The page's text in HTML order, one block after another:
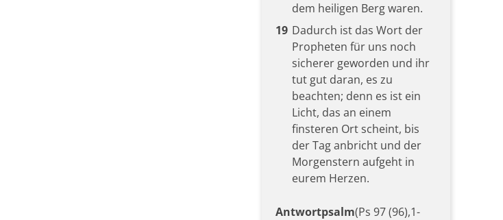
dem heiligen Berg waren.
19 Dadurch ist das Wort der
Propheten für uns noch
sicherer geworden und ihr
tut gut daran, es zu
beachten; denn es ist ein
Licht, das an einem
finsteren Ort scheint, bis
der Tag anbricht und der
Morgenstern aufgeht in
eurem Herzen.
Antwortpsalm(Ps 97 (96),1-